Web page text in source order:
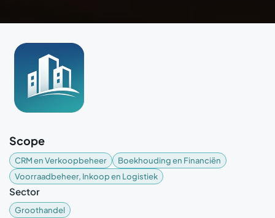
Scope
CRM en Verkoopbeheer
Boekhouding en Financiën
Voorraadbeheer, Inkoop en Logistiek
Sector
Groothandel